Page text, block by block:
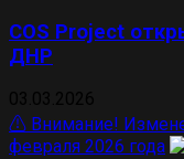
COS Project
ДНР
⚠️ Внимание!
февраля 2026 года